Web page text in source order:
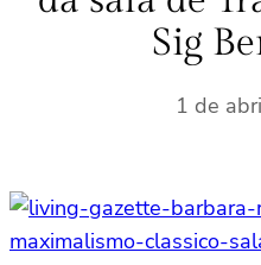
Sig
1 de